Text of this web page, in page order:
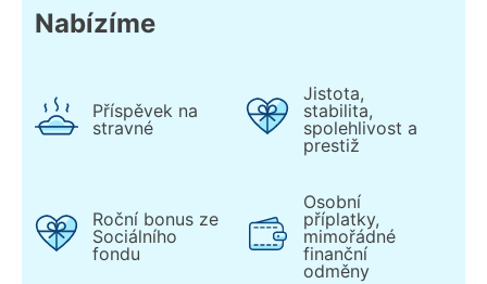
Nabízíme
Příspěvek na
stravné
Jistota,
stabilita,
spolehlivost a
prestiž
Roční bonus ze
Sociálního
fondu
Osobní
příplatky,
mimořádné
finanční
odměny